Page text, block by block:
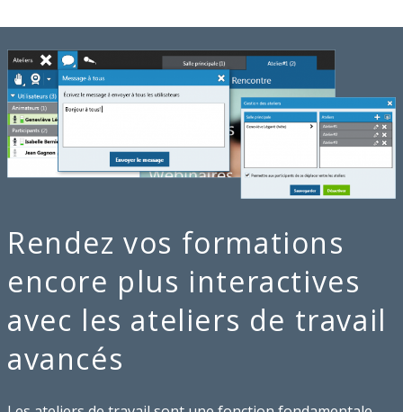
Rendez vos formations
encore plus interactives
avec les ateliers de travail
avancés